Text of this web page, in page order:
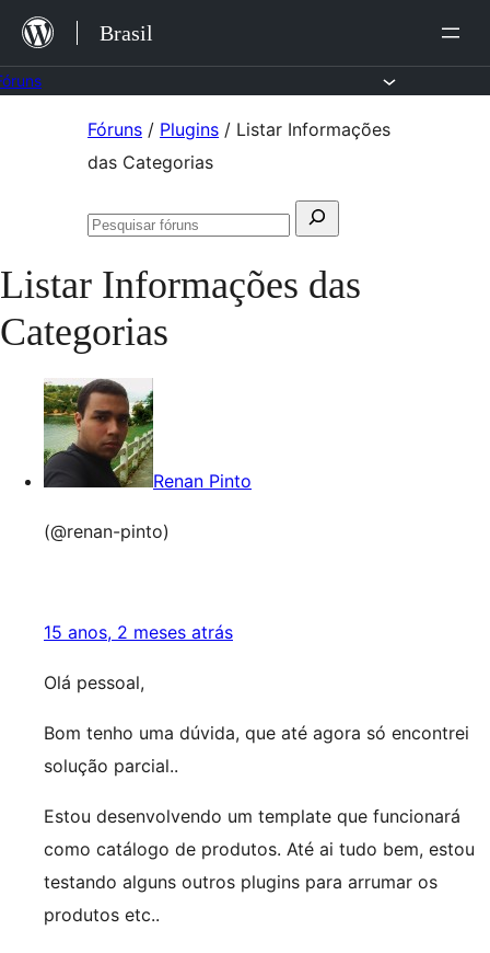
para
o
Brasil
Fóruns / Plugins / Listar Informações
das Categorias
Pesquisar
Pesquisar
Listar Informações das
Categorias
Renan Pinto
(@renan-pinto)
15 anos, 2 meses atrás
Olá pessoal,
Bom tenho uma dúvida, que até agora só encontrei
solução parcial..
Estou desenvolvendo um template que funcionará
como catálogo de produtos. Até ai tudo bem, estou
testando alguns outros plugins para arrumar os
produtos etc..